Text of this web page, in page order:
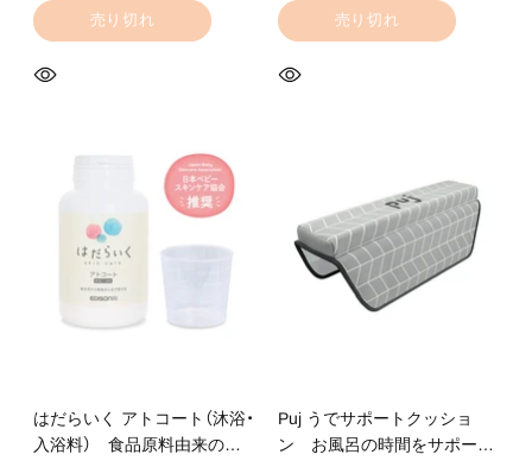
売り切れ 売り切れ
はだらいく アトコート（沐浴・
入浴料） 食品原料由来の入
Puj うでサポートクッショ
ン お風呂の時間をサポート